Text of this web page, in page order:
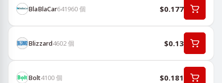
BlaBlaCar641960個 $0.177
Blizzard4602個 $0.13
Bolt4100個 $0.181